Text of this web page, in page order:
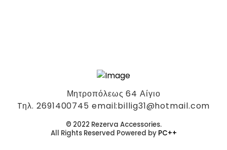
Μητροπόλεως 64 Αίγιο
Tηλ. 2691400745 email:billig31@hotmail.com
© 2022 Rezerva Accessories.
All Rights Reserved Powered by PC++